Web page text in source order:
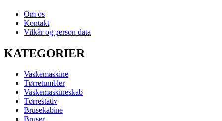
Om os
Kontakt
Vilkår og person data
KATEGORIER
Vaskemaskine
Tørretumbler
Vaskemaskineskab
Tørrestativ
Brusekabine
Bruser